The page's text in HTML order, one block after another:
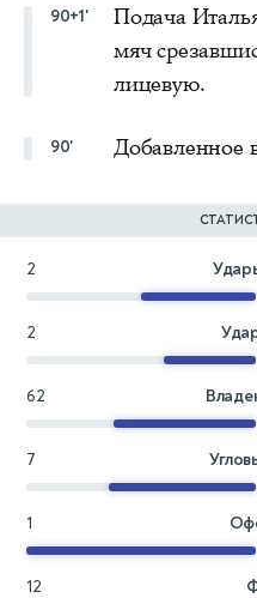
90+1'
Подача
мяч
лицевую.
90' Добавленное
2
2
62
7
1
12